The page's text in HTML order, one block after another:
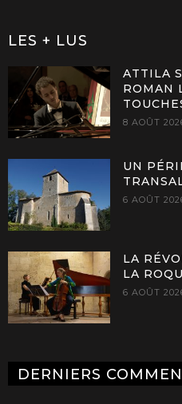
LES + LUS
ATTILA
ROMAN
8 AOÛT
UN
6 AOÛT
LA
LA
6 AOÛT
DERNIERS